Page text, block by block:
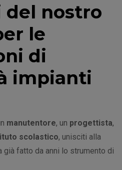
del nostro
le
di
impianti
manutentore, un progettista,
scolastico, unisciti alla
già fatto da anni lo strumento di